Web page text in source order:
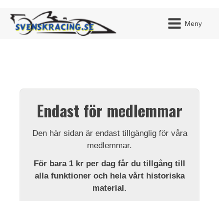
Meny
Endast för medlemmar
Den här sidan är endast tillgänglig för våra
medlemmar.
För bara 1 kr per dag får du tillgång till
alla funktioner och hela vårt historiska
material.